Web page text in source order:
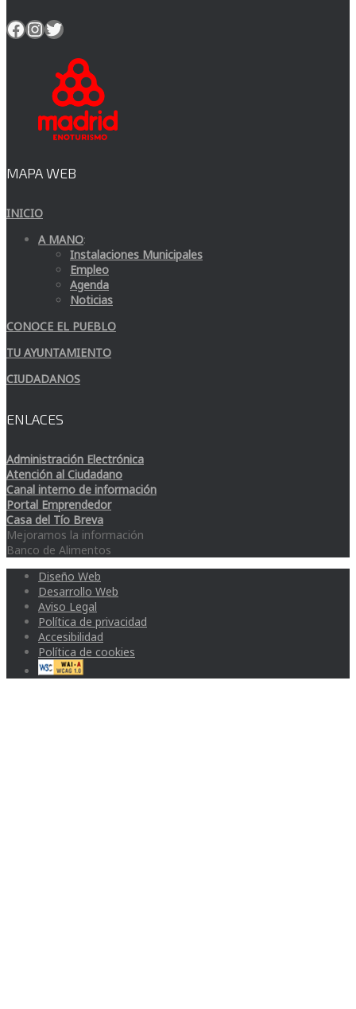
Facebook
Instagram
Twitter
MAPA WEB
INICIO
A MANO:
Instalaciones Municipales
Empleo
Agenda
Noticias
CONOCE EL PUEBLO
TU AYUNTAMIENTO
CIUDADANOS
ENLACES
Administración Electrónica
Atención al Ciudadano
Canal interno de información
Portal Emprendedor
Casa del Tío Breva
Mejoramos la información
Banco de Alimentos
Diseño Web
Desarrollo Web
Aviso Legal
Política de privacidad
Accesibilidad
Política de cookies